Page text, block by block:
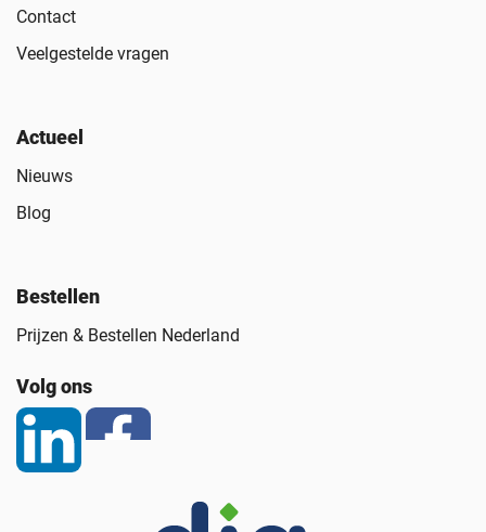
Contact
Veelgestelde vragen
Actueel
Nieuws
Blog
Bestellen
Prijzen & Bestellen Nederland
Volg ons